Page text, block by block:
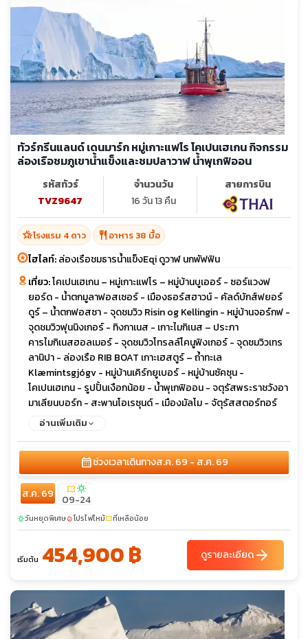
ทัวร์กรีนแลนด์ เดนมาร์ก หมู่เกาะแฟโร โคเปนเฮเกน กิจกรรม
ล่องเรือชมภูเขาน้ำแข็งและชมปลาวาฬ น้ำพุเกฟิออน
รหัสทัวร์
TVZ9647
จำนวนวัน
16 วัน 13 คืน
สายการบิน
hotel_classโรงแรม 4 ดาว restaurant อาหาร 38 มื้อ
ไฮไลท์:ล่องเรือชมธารน้ำแข็งEqi ดูวาฬ นกพัฟฟิน
เที่ยว:โคเปนเฮเกน – หมู่เกาะแฟโร – หมู่บ้านบูเออร์ - ซอร์แวงฟ
ยอร์ด - น้ำตกมูลาฟอสเซอร์ - เมืองธอร์สฮาวน์ - คัลด์บักส์ฟยอร์
ดูร์ – น้ำตกฟอสซา - จุดชมวิว Risin og Kellingin - หมู่บ้านจอร์กฟ -
จุดชมวิวฟุนนิงเกอร์ - ทิงกาเนส - เกาะไมกิเนส – ประภา
คารไมกิเนสฮอลเมอร์ - จุดชมวิวโทรลล์โคนูฟิงเกอร์ - จุดชมวิวเทร
ลานิปา - ล่องเรือ RIB BOAT เกาะเฮสตูร์ – ถ้ำทะเล
Klæmintsgjógv - หมู่บ้านเคิร์กยูเบอร์ - หมู่บ้านซัคซุน -
โคเปนเฮเกน - รูปปั้นเงือกน้อย - น้ำพุเกฟิออน - จตุรัสพระราชวังอา
มาเลียนบอร์ก - สะพานโอเรซุนด์ - เมืองมัลโม - จัตุรัสสตอร์ทอร์
เก็ต - ตึก Turning Torso - เมืองเฮลซิงบอร์ก - หอคอยคาร์นัน -
ชมอ่าวดิสโก้ - ธารน้ำแข็งเซอร์เมค คูจาเลก - ล่องเรือหมู่บ้านโอกา
อัทซุต (โรดเบย์) - จุดประวัติศาสตร์เซอเมอร์มิอูท - ธารน้ำแข็งอิลลู
ลิสแซท ไอซ์ฟยอร์ด - เมืองนุก - กิจกรรม Icefjord cruise tour –
ชมปลาวาฬ - ธารน้ำแข็ง Narsap Sermia - หมู่บ้านร้าง Qoornoq -
วน์ - ช้อปปิ้งย่านถนนสตรอยก์
อ่านเพิ่มเติม
calendar_monthช่วงเวลาเดินทางส.ค. 69 - ส.ค. 69
ส.ค. 69 confirmation_numbersunny
09-24
sunnyวันหยุดพิเศษlocal_fire_departmentโปรไฟไหม้confirmation_numberที่เหลือน้อย
เริ่มต้น 454,900 ฿ ดูรายละเอียดarrow_forward